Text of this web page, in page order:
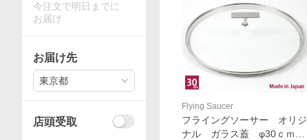
Flying Saucer
フライングソーサー オリジ
ナル ガラス蓋 φ30ｃｍ
今注文で明日までに
お届け
お届け先
東京都
店頭受取